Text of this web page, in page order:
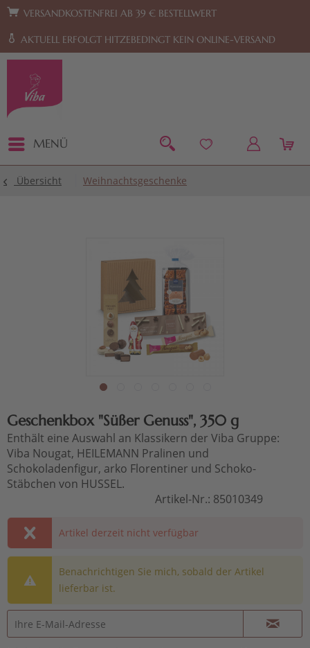
Zur Hauptnavigation springen Zum Footer springen
VERSANDKOSTENFREI AB 39 € BESTELLWERT
AKTUELL ERFOLGT HITZEBEDINGT KEIN ONLINE-VERSAND
MENÜ
Übersicht Weihnachtsgeschenke
Geschenkbox "Süßer Genuss", 350 g
Enthält eine Auswahl an Klassikern der Viba Gruppe:
Viba Nougat, HEILEMANN Pralinen und
Schokoladenfigur, arko Florentiner und Schoko-
Stäbchen von HUSSEL.
Artikel-Nr.: 85010349
Artikel derzeit nicht verfügbar
Benachrichtigen Sie mich, sobald der Artikel
lieferbar ist.